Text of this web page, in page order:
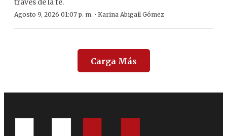
través de la fe.
Agosto 9, 2026 01:07 p. m. · Karina Abigail Gómez
Carga Más